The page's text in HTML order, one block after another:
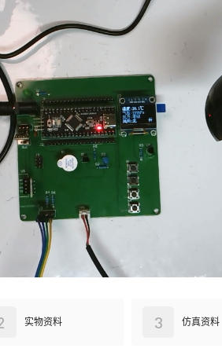
实物资料 仿真资料
3